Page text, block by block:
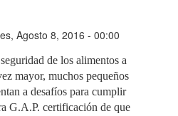
Agosto 8, 2016 - 00:00
de los alimentos a
mayor, muchos pequeños
a desafíos para cumplir
G.A.P. certificación de que